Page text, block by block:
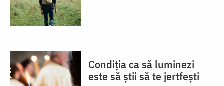
Condiția ca să luminezi
este să știi să te jertfești